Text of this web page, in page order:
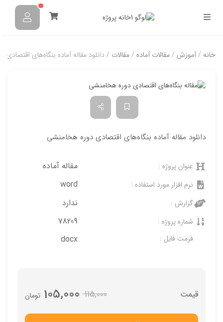
خانه /آموزش /مقالات آماده /مقالات / دانلود مقاله آماده بنگاه‌های
دانلود مقاله آماده بنگاه‌های اقتصادی دوره هخامنشی
عنوان پروژه : مقاله آماده
نرم افزار مورد استفاده : word
گزارش : ندارد
شماره پروژه : 78209
فرمت فایل : docx
115,000 تومان 105,000